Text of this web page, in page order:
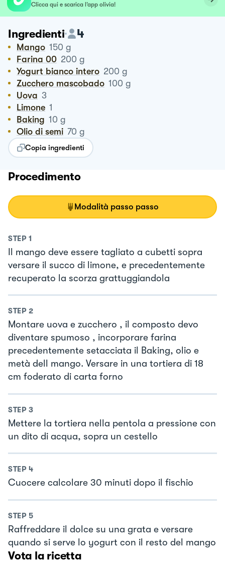
Clicca qui e scarica l’app olivia!
Ingredienti 4
Mango 150 g
Farina 00 200 g
Yogurt bianco intero 200 g
Zucchero mascobado 100 g
Uova 3
Limone 1
Baking 10 g
Olio di semi 70 g
Copia ingredienti
Procedimento
Modalità passo passo
STEP 1
Il mango deve essere tagliato a cubetti sopra
versare il succo di limone, e precedentemente
recuperato la scorza grattuggiandola
STEP 2
Montare uova e zucchero , il composto devo
diventare spumoso , incorporare farina
precedentemente setacciata il Baking, olio e
metà dell mango. Versare in una tortiera di 18
cm foderato di carta forno
STEP 3
Mettere la tortiera nella pentola a pressione con
un dito di acqua, sopra un cestello
STEP 4
Cuocere calcolare 30 minuti dopo il fischio
STEP 5
Raffreddare il dolce su una grata e versare
quando si serve lo yogurt con il resto del mango
Vota la ricetta